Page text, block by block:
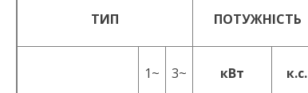
ТИП ПОТУЖНІСТЬ
1~ 3~ кВт к.с.